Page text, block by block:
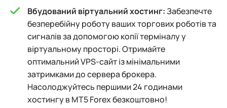
Вбудований віртуальний хостинг:Забезпечте
безперебійну роботу ваших торгових роботів та
сигналів за допомогою копії терміналу у
віртуальному просторі. Отримайте
оптимальний VPS-сайт із мінімальними
затримками до сервера брокера.
Насолоджуйтесь першими 24 годинами
хостингу в MT5 Forex безкоштовно!